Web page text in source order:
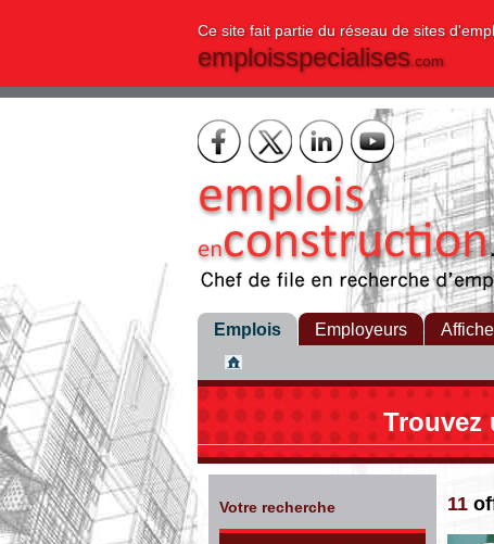
Ce site fait partie du réseau de sites
emploisspecialises.com
Emplois Employeurs
Trouvez
Votre recherche 11